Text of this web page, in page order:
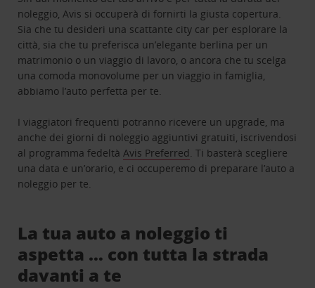
noleggio, Avis si occuperà di fornirti la giusta copertura.
Sia che tu desideri una scattante city car per esplorare la
città, sia che tu preferisca un’elegante berlina per un
matrimonio o un viaggio di lavoro, o ancora che tu scelga
una comoda monovolume per un viaggio in famiglia,
abbiamo l’auto perfetta per te.
I viaggiatori frequenti potranno ricevere un upgrade, ma
anche dei giorni di noleggio aggiuntivi gratuiti, iscrivendosi
al programma fedeltàAvis Preferred. Ti basterà scegliere
una data e un’orario, e ci occuperemo di preparare l’auto a
noleggio per te.
La tua auto a noleggio ti
aspetta … con tutta la strada
davanti a te